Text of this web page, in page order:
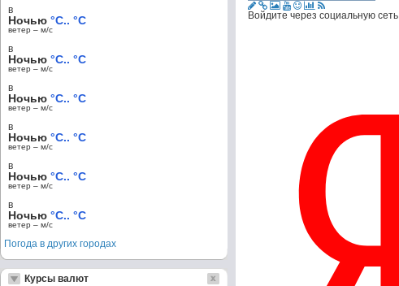
Войдите через социальную сеть
в
Ночью °C.. °C
ветер – м/c
в
Ночью °C.. °C
ветер – м/c
в
Ночью °C.. °C
ветер – м/c
в
Ночью °C.. °C
ветер – м/c
в
Ночью °C.. °C
ветер – м/c
в
Ночью °C.. °C
ветер – м/c
Погода в других городах
Курсы валют